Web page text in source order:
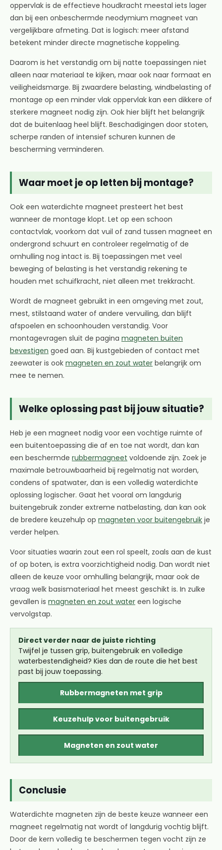
oppervlak is de effectieve houdkracht meestal iets lager
dan bij een onbeschermde neodymium magneet van
vergelijkbare afmeting. Dat is logisch: meer afstand
betekent minder directe magnetische koppeling.
Daarom is het verstandig om bij natte toepassingen niet
alleen naar materiaal te kijken, maar ook naar formaat en
veiligheidsmarge. Bij zwaardere belasting, windbelasting of
montage op een minder vlak oppervlak kan een dikkere of
sterkere magneet nodig zijn. Ook hier blijft het belangrijk
dat de buitenlaag heel blijft. Beschadigingen door stoten,
scherpe randen of intensief schuren kunnen de
bescherming verminderen.
Waar moet je op letten bij montage?
Ook een waterdichte magneet presteert het best
wanneer de montage klopt. Let op een schoon
contactvlak, voorkom dat vuil of zand tussen magneet en
ondergrond schuurt en controleer regelmatig of de
omhulling nog intact is. Bij toepassingen met veel
beweging of belasting is het verstandig rekening te
houden met schuifkracht, niet alleen met trekkracht.
Wordt de magneet gebruikt in een omgeving met zout,
mest, stilstaand water of andere vervuiling, dan blijft
afspoelen en schoonhouden verstandig. Voor
montagevragen sluit de pagina magneten buiten
bevestigen goed aan. Bij kustgebieden of contact met
zeewater is ook magneten en zout water belangrijk om
mee te nemen.
Welke oplossing past bij jouw situatie?
Heb je een magneet nodig voor een vochtige ruimte of
een buitentoepassing die af en toe nat wordt, dan kan
een beschermde rubbermagneet voldoende zijn. Zoek je
maximale betrouwbaarheid bij regelmatig nat worden,
condens of spatwater, dan is een volledig waterdichte
oplossing logischer. Gaat het vooral om langdurig
buitengebruik zonder extreme natbelasting, dan kan ook
de bredere keuzehulp op magneten voor buitengebruik je
verder helpen.
Voor situaties waarin zout een rol speelt, zoals aan de kust
of op boten, is extra voorzichtigheid nodig. Dan wordt niet
alleen de keuze voor omhulling belangrijk, maar ook de
vraag welk basismateriaal het meest geschikt is. In zulke
gevallen is magneten en zout water een logische
vervolgstap.
Direct verder naar de juiste richting
Twijfel je tussen grip, buitengebruik en volledige
waterbestendigheid? Kies dan de route die het best
past bij jouw toepassing.
Rubbermagneten met grip
Keuzehulp voor buitengebruik
Magneten en zout water
Conclusie
Waterdichte magneten zijn de beste keuze wanneer een
magneet regelmatig nat wordt of langdurig vochtig blijft.
Door de kern volledig te beschermen tegen vocht zijn ze